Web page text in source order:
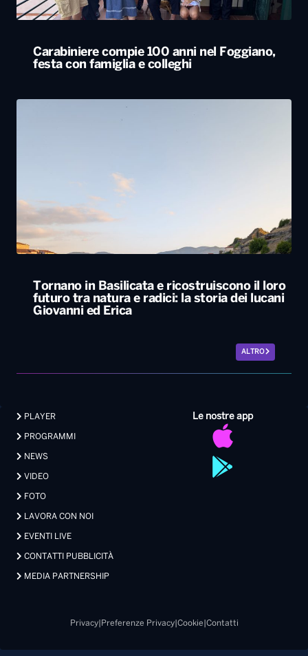
Carabiniere compie 100 anni nel Foggiano,
festa con famiglia e colleghi
Tornano in Basilicata e ricostruiscono il loro
futuro tra natura e radici: la storia dei lucani
Giovanni ed Erica
ALTRO
Le nostre app
PLAYER
PROGRAMMI
NEWS
VIDEO
FOTO
LAVORA CON NOI
EVENTI LIVE
CONTATTI PUBBLICITÀ
MEDIA PARTNERSHIP
Privacy| Preferenze Privacy| Cookie Contatti